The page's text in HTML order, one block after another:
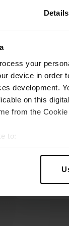
Details
your
device in order
development.
on this
from the
to:
personal data is
de reviews
C
sep.
la via
goed
weinig
schoon en
lees meer